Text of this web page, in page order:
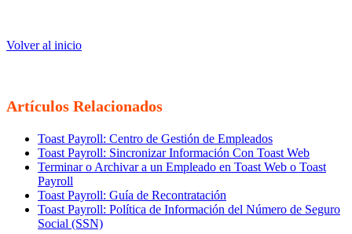
Volver al inicio
Artículos Relacionados
Toast Payroll: Centro de Gestión de Empleados
Toast Payroll: Sincronizar Información Con Toast Web
Terminar o Archivar a un Empleado en Toast Web o Toast
Payroll
Toast Payroll: Guía de Recontratación
Toast Payroll: Política de Información del Número de Seguro
Social (SSN)